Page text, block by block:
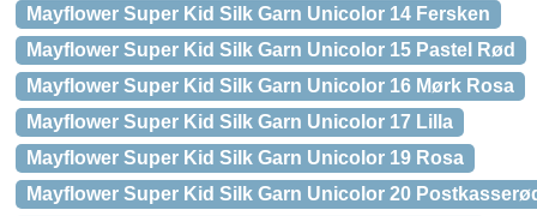
Mayflower Super Kid Silk Garn Unicolor 14 Fersken
Mayflower Super Kid Silk Garn Unicolor 15 Pastel Rød
Mayflower Super Kid Silk Garn Unicolor 16 Mørk Rosa
Mayflower Super Kid Silk Garn Unicolor 17 Lilla
Mayflower Super Kid Silk Garn Unicolor 19 Rosa
Mayflower Super Kid Silk Garn Unicolor 20